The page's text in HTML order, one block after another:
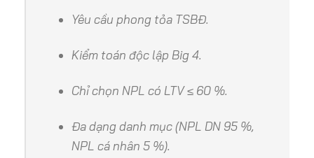
Yêu cầu phong tỏa TSBĐ.
Kiểm toán độc lập Big 4.
Chỉ chọn NPL có LTV ≤ 60 %.
Đa dạng danh mục (NPL DN 95 %,
NPL cá nhân 5 %).